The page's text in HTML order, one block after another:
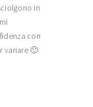
in
con
variare 🙂